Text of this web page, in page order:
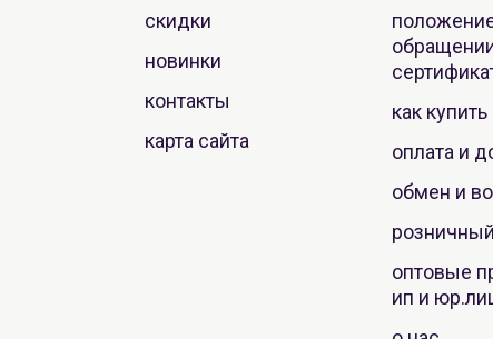
скидки
новинки
контакты
карта сайта
как купить
оплата и
обмен и
оптовые
ип и